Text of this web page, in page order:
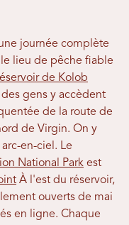
journée complète
le lieu de pêche fiable
de Kolob
gens y accèdent
de la route de
de Virgin. On y
en-ciel. Le
National Park est
À l'est du réservoir,
ouverts de mai
en ligne. Chaque